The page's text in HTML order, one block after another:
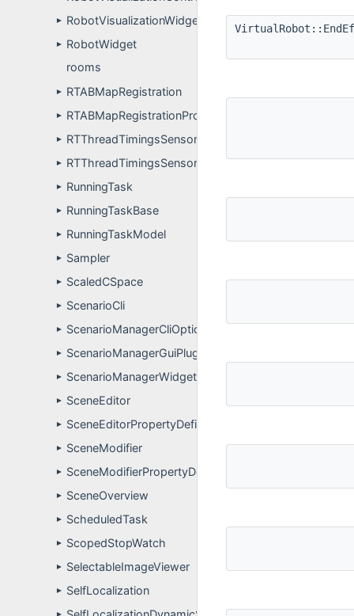
► RobotVisualizationWidget
►
RobotWidget
rooms
► RTABMapRegistration
► RTABMapRegistrationPropertyDefinitions
► RTThreadTimingsSensorDevice
► RTThreadTimingsSensorDeviceImpl
► RunningTask
► RunningTaskBase
► RunningTaskModel
► Sampler
► ScaledCSpace
► ScenarioCli
► ScenarioManagerCliOptions
► ScenarioManagerGuiPlugin
► ScenarioManagerWidgetController
► SceneEditor
► SceneEditorPropertyDefinitions
► SceneModifier
► SceneModifierPropertyDefinitions
► SceneOverview
► ScheduledTask
► ScopedStopWatch
► SelectableImageViewer
► SelfLocalization
►